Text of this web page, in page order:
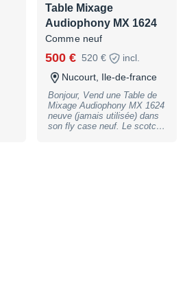
Table Mixage
Audiophony MX 1624
Comme neuf
500 € 520 €
incl.
Nucourt, Ile-de-france
Bonjour, Vend une Table de
Mixage Audiophony MX 1624
neuve (jamais utilisée) dans
son fly case neuf. Le scotch